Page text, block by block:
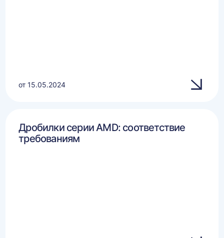
от 15.05.2024
Дробилки серии AMD: соответствие
требованиям